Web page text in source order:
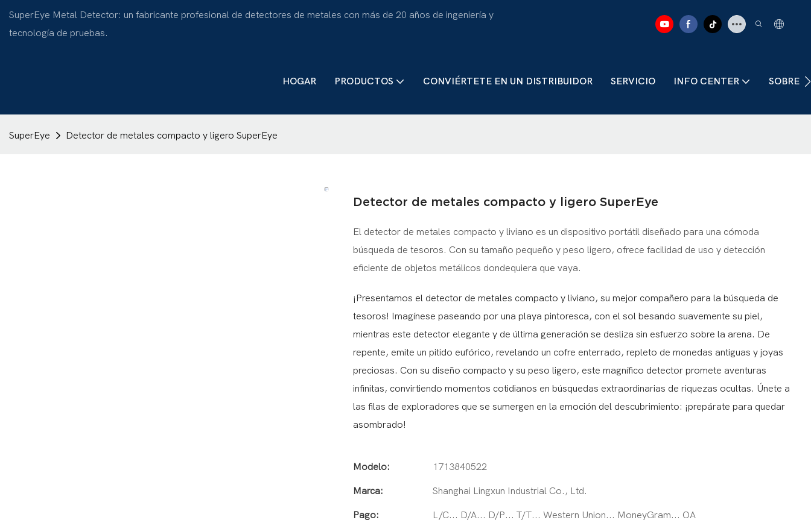
SuperEye Metal Detector: un fabricante profesional de detectores de metales con más de 20 años de ingeniería y
tecnología de pruebas.
HOGAR PRODUCTOS CONVIÉRTETE EN UN DISTRIBUIDOR SERVICIO INFO CENTER SOBRE
SuperEye Detector de metales compacto y ligero SuperEye
Detector de metales compacto y ligero SuperEye
El detector de metales compacto y liviano es un dispositivo portátil diseñado para una cómoda
búsqueda de tesoros. Con su tamaño pequeño y peso ligero, ofrece facilidad de uso y detección
eficiente de objetos metálicos dondequiera que vaya.
¡Presentamos el detector de metales compacto y liviano, su mejor compañero para la búsqueda de
tesoros! Imagínese paseando por una playa pintoresca, con el sol besando suavemente su piel,
mientras este detector elegante y de última generación se desliza sin esfuerzo sobre la arena. De
repente, emite un pitido eufórico, revelando un cofre enterrado, repleto de monedas antiguas y joyas
preciosas. Con su diseño compacto y su peso ligero, este magnífico detector promete aventuras
infinitas, convirtiendo momentos cotidianos en búsquedas extraordinarias de riquezas ocultas. Únete a
las filas de exploradores que se sumergen en la emoción del descubrimiento: ¡prepárate para quedar
asombrado!
Modelo: 1713840522
Marca: Shanghai Lingxun Industrial Co., Ltd.
Pago: L/C... D/A... D/P... T/T... Western Union... MoneyGram... OA